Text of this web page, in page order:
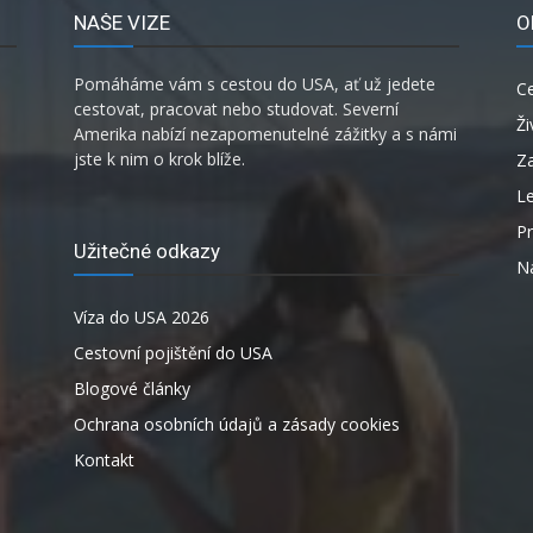
NAŠE VIZE
Pomáháme vám s cestou do USA, ať už jedete
cestovat, pracovat nebo studovat. Severní
Amerika nabízí nezapomenutelné zážitky a s námi
jste k nim o krok blíže.
Užitečné odkazy
Víza do USA 2026
Cestovní pojištění do USA
Blogové články
Ochrana osobních údajů a zásady cookies
Kontakt